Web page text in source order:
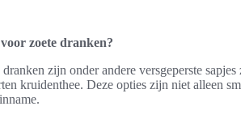
zoete dranken?
zijn onder andere versgeperste
kruidenthee. Deze opties zijn niet alleen